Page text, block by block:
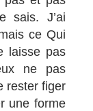
sais. J’ai
ce Qui
laisse pas
ne pas
rester figer
une forme